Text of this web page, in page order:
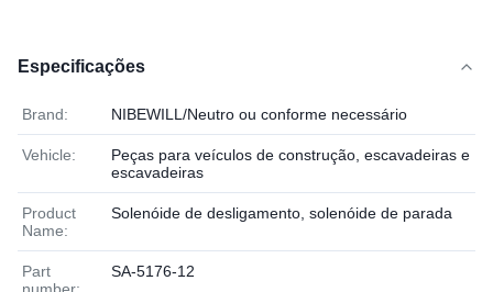
Especificações
Brand: NIBEWILL/Neutro ou conforme necessário
Vehicle:
Peças para veículos de construção, escavadeiras e
escavadeiras
Product
Name:
Solenóide de desligamento, solenóide de parada
Part
SA-5176-12